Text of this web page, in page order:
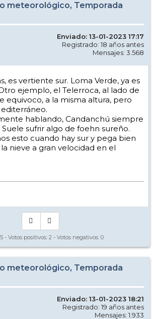
meteorológico, Temporada
Enviado: 13-01-2023 17:17
Registrado: 18 años antes
Mensajes: 3.568
es vertiente sur. Loma Verde, ya es
ejemplo, el Telerroca, al lado de
equivoco, a la misma altura, pero
hablando, Candanchú siempre
sufrir algo de foehn sureño.
esto cuando hay sur y pega bien
nieve a gran velocidad en el
- Votos positivos: 2 - Votos negativos: 0
meteorológico, Temporada
Enviado: 13-01-2023 18:21
Registrado: 19 años antes
Mensajes: 1.933